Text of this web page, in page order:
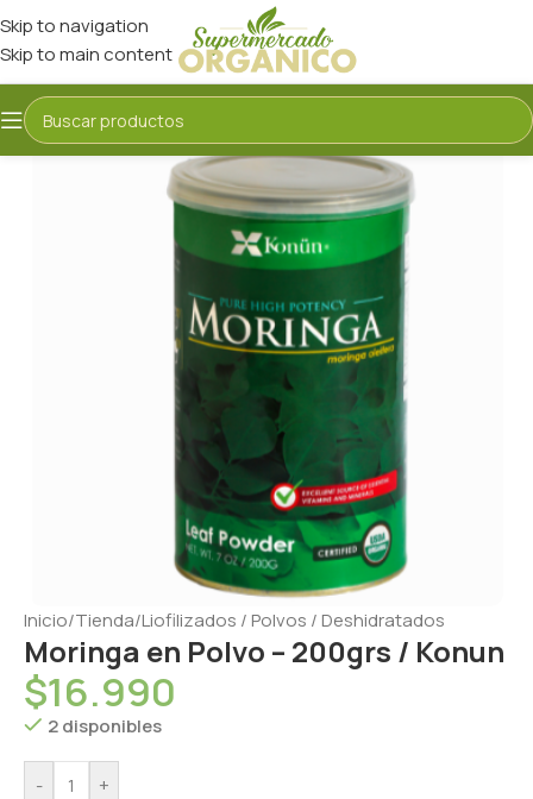
Skip to navigation
Skip to main content
Inicio/Tienda/Liofilizados / Polvos / Deshidratados
Moringa en Polvo – 200grs / Konun
$16.990
2 disponibles
- +